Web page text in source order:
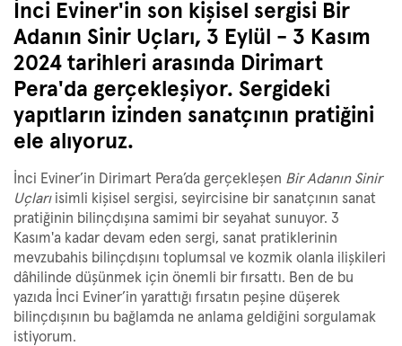
İnci Eviner'in son kişisel sergisi Bir
Adanın Sinir Uçları, 3 Eylül - 3 Kasım
2024 tarihleri arasında Dirimart
Pera'da gerçekleşiyor. Sergideki
yapıtların izinden sanatçının pratiğini
ele alıyoruz.
İnci Eviner’in Dirimart Pera’da gerçekleşen Bir Adanın Sinir
Uçlarıisimli kişisel sergisi, seyircisine bir sanatçının sanat
pratiğinin bilinçdışına samimi bir seyahat sunuyor. 3
Kasım'a kadar devam eden sergi, sanat pratiklerinin
mevzubahis bilinçdışını toplumsal ve kozmik olanla ilişkileri
dâhilinde düşünmek için önemli bir fırsattı. Ben de bu
yazıda İnci Eviner’in yarattığı fırsatın peşine düşerek
bilinçdışının bu bağlamda ne anlama geldiğini sorgulamak
istiyorum.